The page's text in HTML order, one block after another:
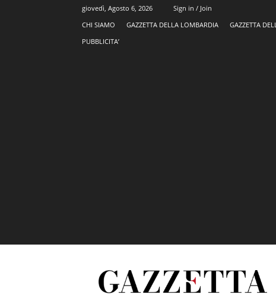
giovedì, Agosto 6, 2026
Sign in / Join
CHI SIAMO
GAZZETTA DELLA LOMBARDIA GAZZETTA
PUBBLICITA’